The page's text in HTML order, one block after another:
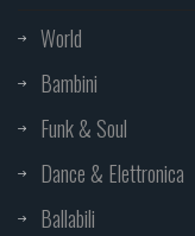
World
Bambini
Funk & Soul
Dance & Elettronica
Ballabili